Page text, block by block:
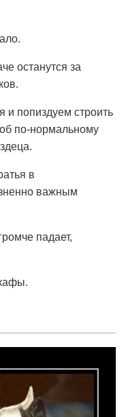
останутся за
попиздуем строить
по-нормальному
в
важным
падает,